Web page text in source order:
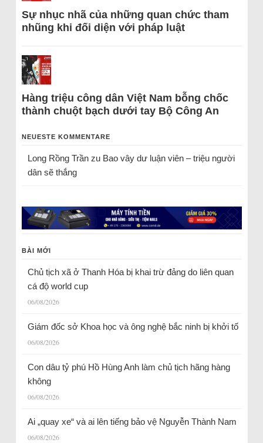
Sự nhục nhã của những quan chức tham
nhũng khi đối diện với pháp luật
Hàng triệu công dân Việt Nam bỗng chốc
thành chuột bạch dưới tay Bộ Công An
NEUESTE KOMMENTARE
Long Rồng Trầnzu Bao vây dư luận viên – triệu người
dân sẽ thắng
BÀI MỚI
Chủ tịch xã ở Thanh Hóa bị khai trừ đảng do liên quan
cá độ world cup
06/08/2026
Giám đốc sở Khoa học và ông nghệ bắc ninh bị khởi tố
06/08/2026
Con dâu tỷ phú Hồ Hùng Anh làm chủ tịch hãng hàng
không
06/08/2026
Ai „quay xe“ và ai lên tiếng bảo vệ Nguyễn Thành Nam
06/08/2026